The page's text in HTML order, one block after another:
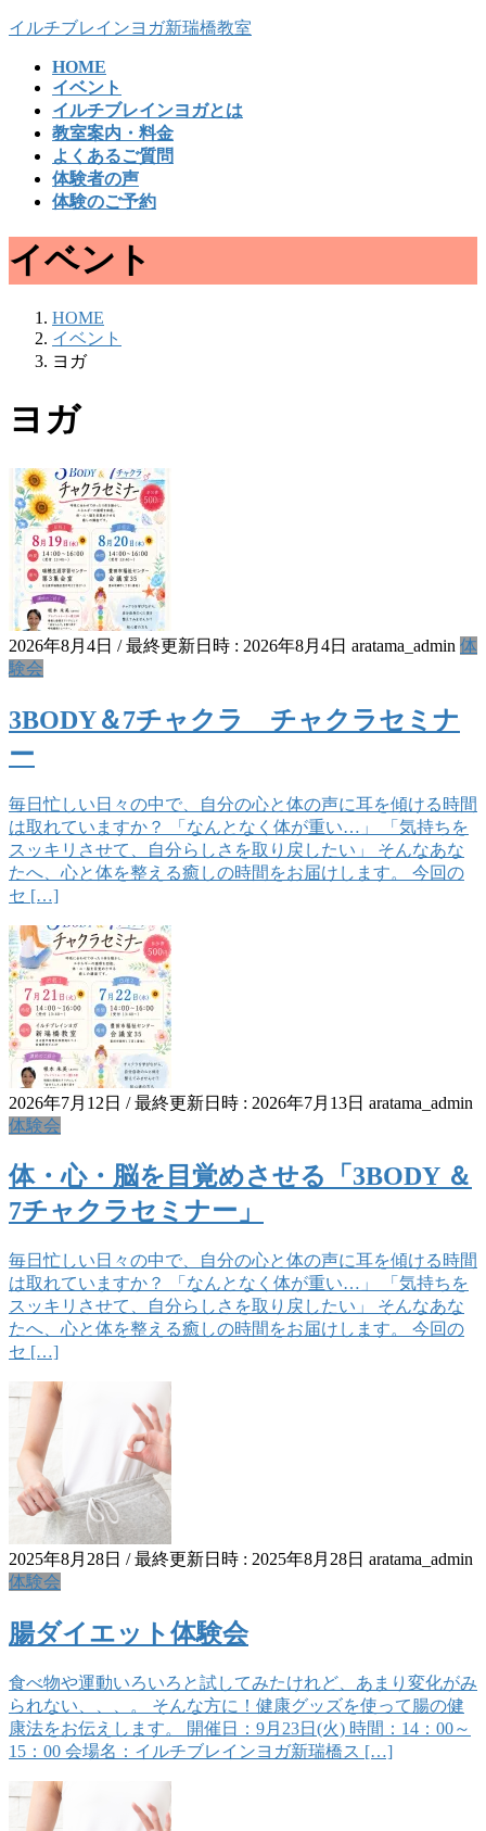
コ
ナ
イルチブレインヨガ新瑞橋教室
HOME
イベント
イルチブレインヨガとは
教室案内・料金
よくあるご質問
体験者の声
体験のご予約
イベント
HOME
イベント
ヨガ
ヨガ
2026年8月4日 / 最終更新日時 : 2026年8月4日 aratama_admin 体
験会
3BODY＆7チャクラ チャクラセミナ
ー
毎日忙しい日々の中で、自分の心と体の声に耳を傾ける時間
は取れていますか？ 「なんとなく体が重い…」 「気持ちを
スッキリさせて、自分らしさを取り戻したい」 そんなあな
たへ、心と体を整える癒しの時間をお届けします。 今回の
セ […]
2026年7月12日 / 最終更新日時 : 2026年7月13日 aratama_admin
体験会
体・心・脳を目覚めさせる「3BODY ＆
7チャクラセミナー」
毎日忙しい日々の中で、自分の心と体の声に耳を傾ける時間
は取れていますか？ 「なんとなく体が重い…」 「気持ちを
スッキリさせて、自分らしさを取り戻したい」 そんなあな
たへ、心と体を整える癒しの時間をお届けします。 今回の
セ […]
2025年8月28日 / 最終更新日時 : 2025年8月28日 aratama_admin
体験会
腸ダイエット体験会
食べ物や運動いろいろと試してみたけれど、あまり変化がみ
られない、、、。 そんな方に！健康グッズを使って腸の健
康法をお伝えします。 開催日：9月23日(火) 時間：14：00～
15：00 会場名：イルチブレインヨガ新瑞橋ス […]